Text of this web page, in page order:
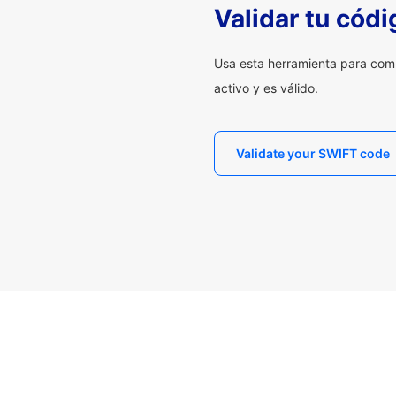
Validar tu
Usa esta herramienta para
activo y es válido.
Validate your SWIFT code